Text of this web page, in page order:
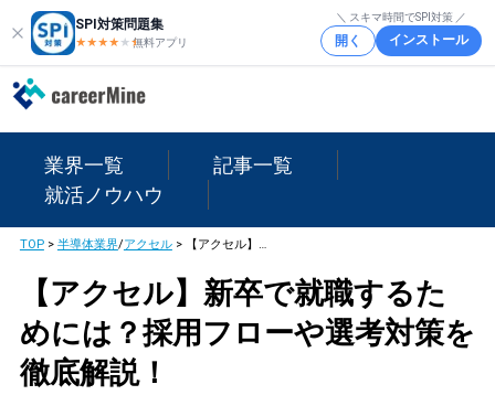
SPI対策問題集
★★★★ ★★
無料アプリ
＼ スキマ時間でSPI対策 ／
開く インストール
業界一覧
記事一覧
就活ノウハウ
TOP> 半導体業界/アクセル> 【アクセル】新卒で就職するためには？採用フローや選考対策を徹底解説！
【アクセル】新卒で就職するた
めには？採用フローや選考対策を
徹底解説！